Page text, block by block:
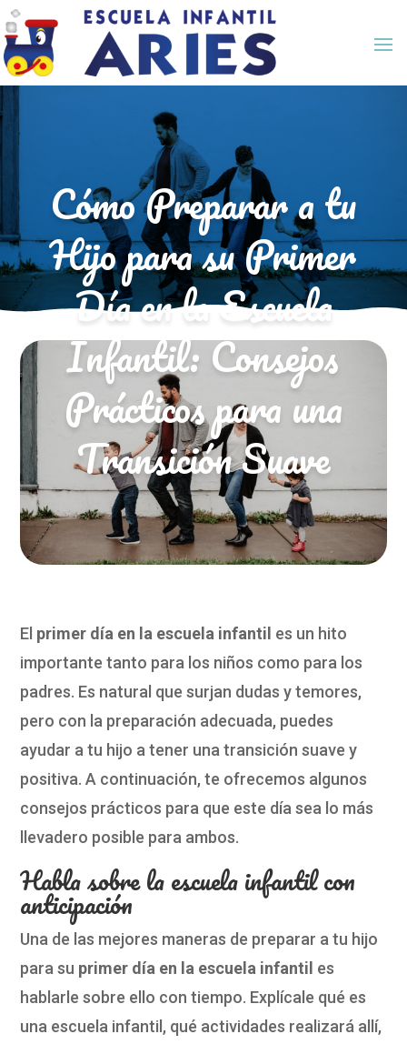
Cómo Preparar a tu
Hijo para su Primer
Día en la Escuela
Infantil: Consejos
Prácticos para una
Transición Suave
El primer día en la escuela infantil es un hito
importante tanto para los niños como para los
padres. Es natural que surjan dudas y temores,
pero con la preparación adecuada, puedes
ayudar a tu hijo a tener una transición suave y
positiva. A continuación, te ofrecemos algunos
consejos prácticos para que este día sea lo más
llevadero posible para ambos.
Habla sobre la escuela infantil con
anticipación
Una de las mejores maneras de preparar a tu hijo
para su primer día en la escuela infantil es
hablarle sobre ello con tiempo. Explícale qué es
una escuela infantil, qué actividades realizará allí,